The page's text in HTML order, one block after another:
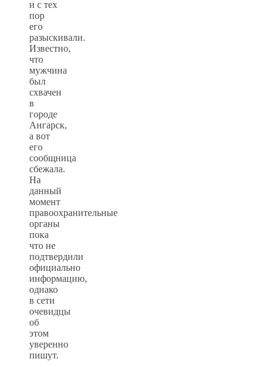
и с тех
пор
его
разыскивали.
Известно,
что
мужчина
был
схвачен
в
городе
Ангарск,
а вот
его
сообщница
сбежала.
На
данный
момент
правоохранительные
органы
пока
что не
подтвердили
официально
информацию,
однако
в сети
очевидцы
об
этом
уверенно
пишут.